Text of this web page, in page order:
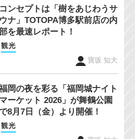
コンセプトは「樹をあじわうサ
ウナ」TOTOPA博多駅前店の内
を最速レポート！
観光
寶坂 知大
岡の夜を彩る「福岡城ナイト
マーケット 2026」が舞鶴公園
8月7日（金）より開催！
観光